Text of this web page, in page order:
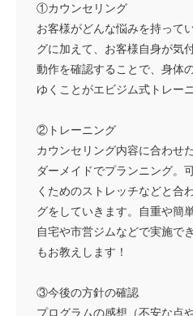
①カウンセリング
お客様がどんな悩みを持って
グに加えて、お客様自身が気
動作を確認することで、身体
ゆくことがエビジム式トレー
②トレーニング
カウンセリング内容に合わせ
ダーメイドでプランニング。
くためのストレッチなどと合
グをしていきます。自重や簡
自宅や市営ジムなどで実施で
もお教えします！
③今後の方針の確認
プログラムの感想（不安な点